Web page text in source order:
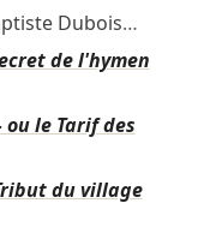
Dubois…
de l'hymen
ou le Tarif des
du village